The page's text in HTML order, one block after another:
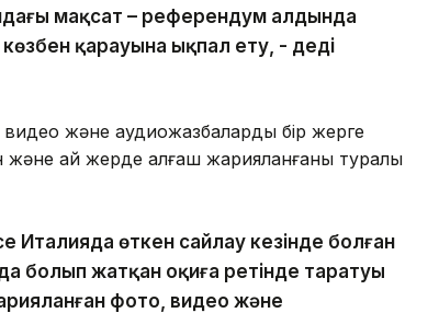
мақсат – референдум алдында
қарауына ықпал ету, - деді
видео және аудиожазбаларды бір жерге
және қай жерде алғаш жарияланғаны туралы
Италияда өткен сайлау кезінде болған
болып жатқан оқиға ретінде таратуы
фото, видео және